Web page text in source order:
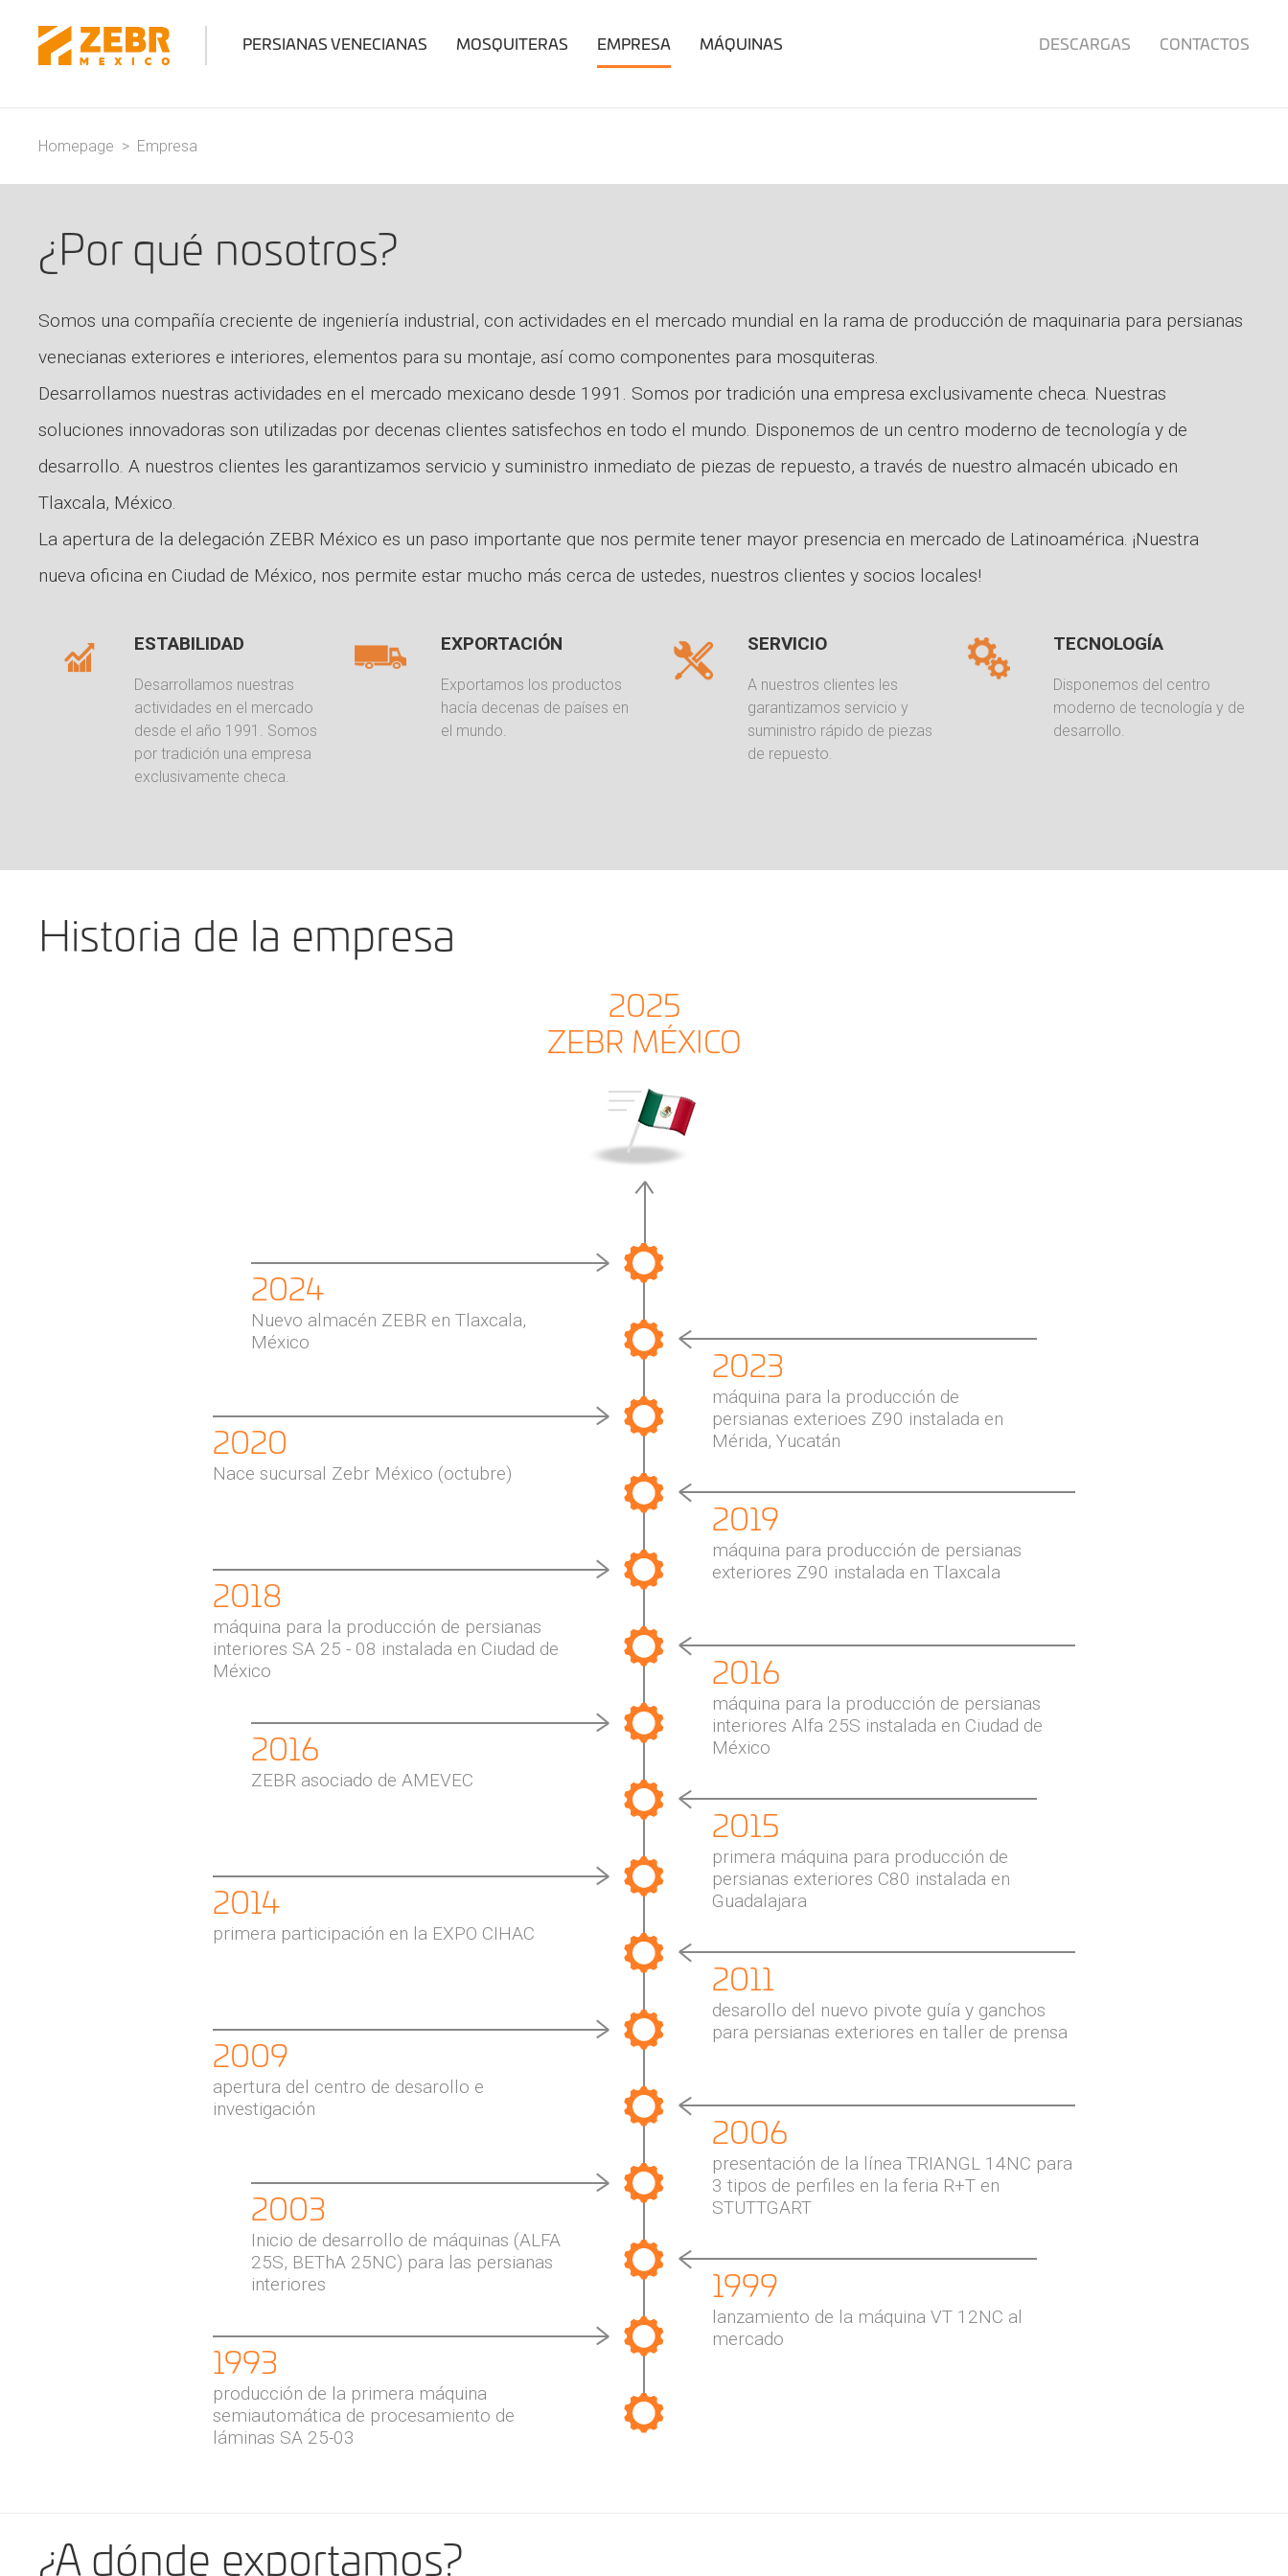
PERSIANAS VENECIANAS MOSQUITERAS EMPRESA MÁQUINAS DESCARGAS CONTACTOS
Homepage > Empresa
¿Por qué nosotros?
Somos una compañía creciente de ingeniería industrial, con actividades en el mercado mundial en la rama de producción de maquinaria para persianas
venecianas exteriores e interiores, elementos para su montaje, así como componentes para mosquiteras.
Desarrollamos nuestras actividades en el mercado mexicano desde 1991. Somos por tradición una empresa exclusivamente checa. Nuestras
soluciones innovadoras son utilizadas por decenas clientes satisfechos en todo el mundo. Disponemos de un centro moderno de tecnología y de
desarrollo. A nuestros clientes les garantizamos servicio y suministro inmediato de piezas de repuesto, a través de nuestro almacén ubicado en
Tlaxcala, México.
La apertura de la delegación ZEBR México es un paso importante que nos permite tener mayor presencia en mercado de Latinoamérica. ¡Nuestra
nueva oficina en Ciudad de México, nos permite estar mucho más cerca de ustedes, nuestros clientes y socios locales!
ESTABILIDAD
Desarrollamos nuestras
actividades en el mercado
desde el año 1991. Somos
por tradición una empresa
exclusivamente checa.
EXPORTACIÓN
Exportamos los productos
hacía decenas de países en
el mundo.
SERVICIO
A nuestros clientes les
garantizamos servicio y
suministro rápido de piezas
de repuesto.
TECNOLOGÍA
Disponemos del centro
moderno de tecnología y de
desarrollo.
Historia de la empresa
2025
ZEBR MÉXICO
2024
Nuevo almacén ZEBR en Tlaxcala,
México
2023
máquina para la producción de
persianas exterioes Z90 instalada en
Mérida, Yucatán
2020
Nace sucursal Zebr México (octubre)
2019
máquina para producción de persianas
exteriores Z90 instalada en Tlaxcala
2018
máquina para la producción de persianas
interiores SA 25 - 08 instalada en Ciudad de
México
2016
máquina para la producción de persianas
interiores Alfa 25S instalada en Ciudad de
México
2016
ZEBR asociado de AMEVEC
2015
primera máquina para producción de
persianas exteriores C80 instalada en
Guadalajara
2014
primera participación en la EXPO CIHAC
2011
desarollo del nuevo pivote guía y ganchos
para persianas exteriores en taller de prensa
2009
apertura del centro de desarollo e
investigación
2006
presentación de la línea TRIANGL 14NC para
3 tipos de perfiles en la feria R+T en
STUTTGART
2003
Inicio de desarrollo de máquinas (ALFA
25S, BEThA 25NC) para las persianas
interiores
1999
lanzamiento de la máquina VT 12NC al
mercado
1993
producción de la primera máquina
semiautomática de procesamiento de
láminas SA 25-03
¿A dónde exportamos?